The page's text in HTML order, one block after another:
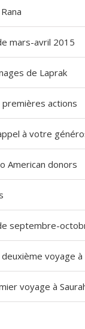
mars-avril 2015
de Laprak
actions
à votre
American donors
septembre-
voyage à
voyage à